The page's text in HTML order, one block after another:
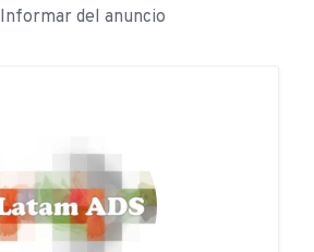
Informar del anuncio